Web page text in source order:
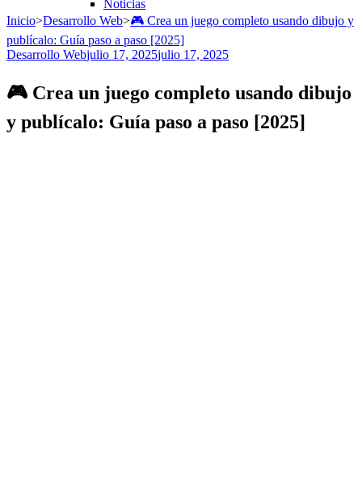
Noticias
Inicio>Desarrollo Web>🎮 Crea un juego completo usando dibujo y
publícalo: Guía paso a paso [2025]
Desarrollo Webjulio 17, 2025julio 17, 2025
🎮 Crea un juego completo usando dibujo
y publícalo: Guía paso a paso [2025]